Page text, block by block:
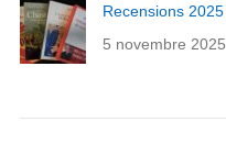
Recensions 2025
5 novembre 2025